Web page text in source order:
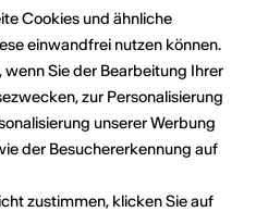
Konzert Festival
Cookies und ähnliche
einwandfrei nutzen können.
Sie der Bearbeitung Ihrer
zur Personalisierung
unserer Werbung
der Besuchererkennung auf
zustimmen, klicken Sie auf